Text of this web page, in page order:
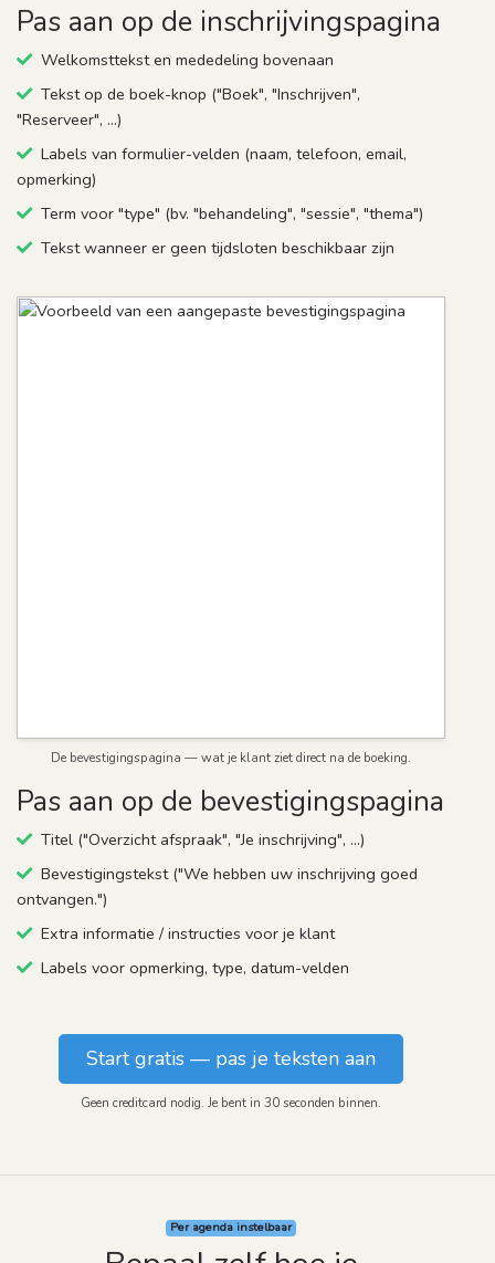
Pas aan op de inschrijvingspagina
Welkomsttekst en mededeling bovenaan
Tekst op de boek-knop ("Boek", "Inschrijven",
"Reserveer", …)
Labels van formulier-velden (naam, telefoon, email,
opmerking)
Term voor "type" (bv. "behandeling", "sessie", "thema")
Tekst wanneer er geen tijdsloten beschikbaar zijn
De bevestigingspagina — wat je klant ziet direct na de boeking.
Pas aan op de bevestigingspagina
Titel ("Overzicht afspraak", "Je inschrijving", …)
Bevestigingstekst ("We hebben uw inschrijving goed
ontvangen.")
Extra informatie / instructies voor je klant
Labels voor opmerking, type, datum-velden
Start gratis — pas je teksten aan
Geen creditcard nodig. Je bent in 30 seconden binnen.
Per agenda instelbaar